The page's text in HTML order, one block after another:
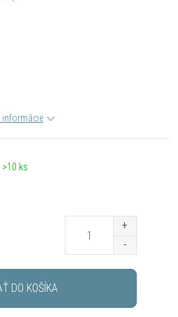
informácie
>10 ks
DO KOŠÍKA